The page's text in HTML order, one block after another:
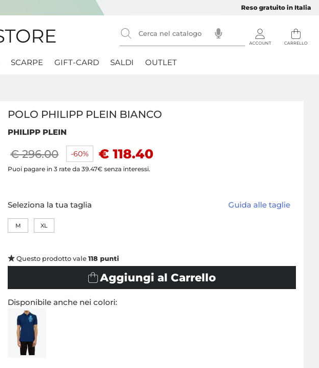
Reso gratuito in Italia
SCARPE GIFT-CARD SALDI OUTLET
POLO PHILIPP PLEIN BIANCO
PHILIPP PLEIN
€ 296.00 -60% € 118.40
Puoi pagare in 3 rate da 39.47€ senza interessi.
Seleziona la tua taglia Guida alle taglie
M XL
Questo prodotto vale118 punti
Aggiungi al Carrello
Disponibile anche nei colori: